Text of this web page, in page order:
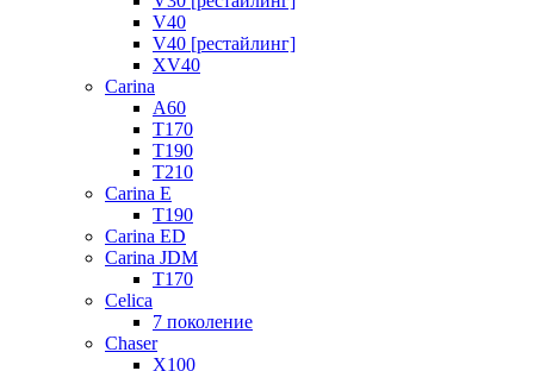
V40
V40 [рестайлинг]
XV40
Carina
A60
T170
T190
T210
Carina E
T190
Carina ED
Carina JDM
T170
Celica
7 поколение
Chaser
X100